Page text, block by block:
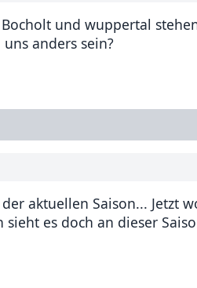
und wuppertal
anders sein?
aktuellen Saison... Jetzt
sieht es doch an dieser